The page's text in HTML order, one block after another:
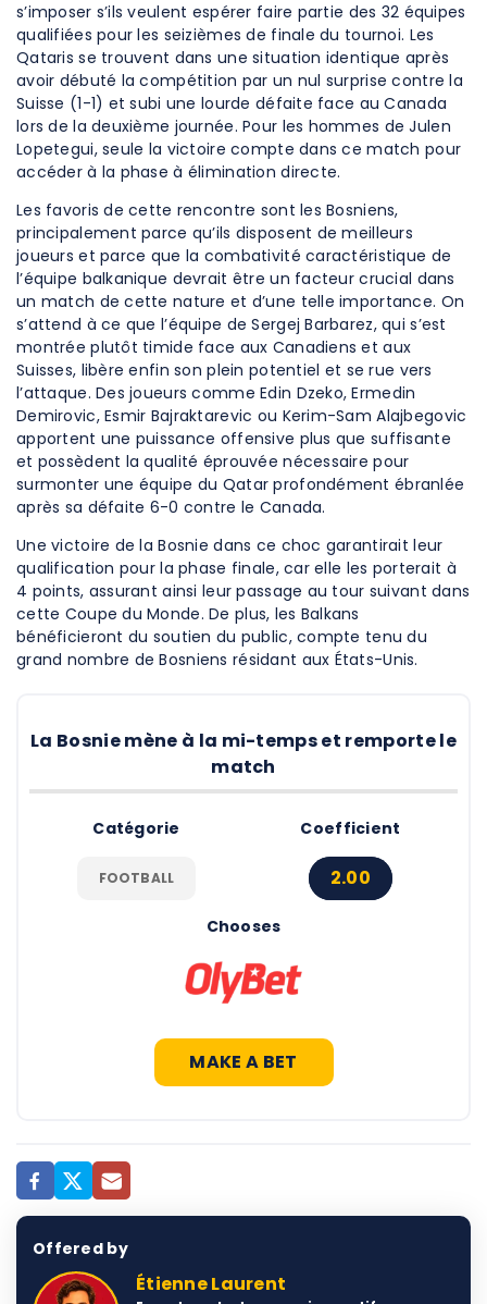
s’imposer s’ils veulent espérer faire partie des 32 équipes
qualifiées pour les seizièmes de finale du tournoi. Les
Qataris se trouvent dans une situation identique après
avoir débuté la compétition par un nul surprise contre la
Suisse (1-1) et subi une lourde défaite face au Canada
lors de la deuxième journée. Pour les hommes de Julen
Lopetegui, seule la victoire compte dans ce match pour
accéder à la phase à élimination directe.
Les favoris de cette rencontre sont les Bosniens,
principalement parce qu’ils disposent de meilleurs
joueurs et parce que la combativité caractéristique de
l’équipe balkanique devrait être un facteur crucial dans
un match de cette nature et d’une telle importance. On
s’attend à ce que l’équipe de Sergej Barbarez, qui s’est
montrée plutôt timide face aux Canadiens et aux
Suisses, libère enfin son plein potentiel et se rue vers
l’attaque. Des joueurs comme Edin Dzeko, Ermedin
Demirovic, Esmir Bajraktarevic ou Kerim-Sam Alajbegovic
apportent une puissance offensive plus que suffisante
et possèdent la qualité éprouvée nécessaire pour
surmonter une équipe du Qatar profondément ébranlée
après sa défaite 6-0 contre le Canada.
Une victoire de la Bosnie dans ce choc garantirait leur
qualification pour la phase finale, car elle les porterait à
4 points, assurant ainsi leur passage au tour suivant dans
cette Coupe du Monde. De plus, les Balkans
bénéficieront du soutien du public, compte tenu du
grand nombre de Bosniens résidant aux États-Unis.
La Bosnie mène à la mi-temps et remporte le
match
MAKE A BET
Catégorie
FOOTBALL
Coefficient
2.00
Chooses
Offered by
Étienne Laurent